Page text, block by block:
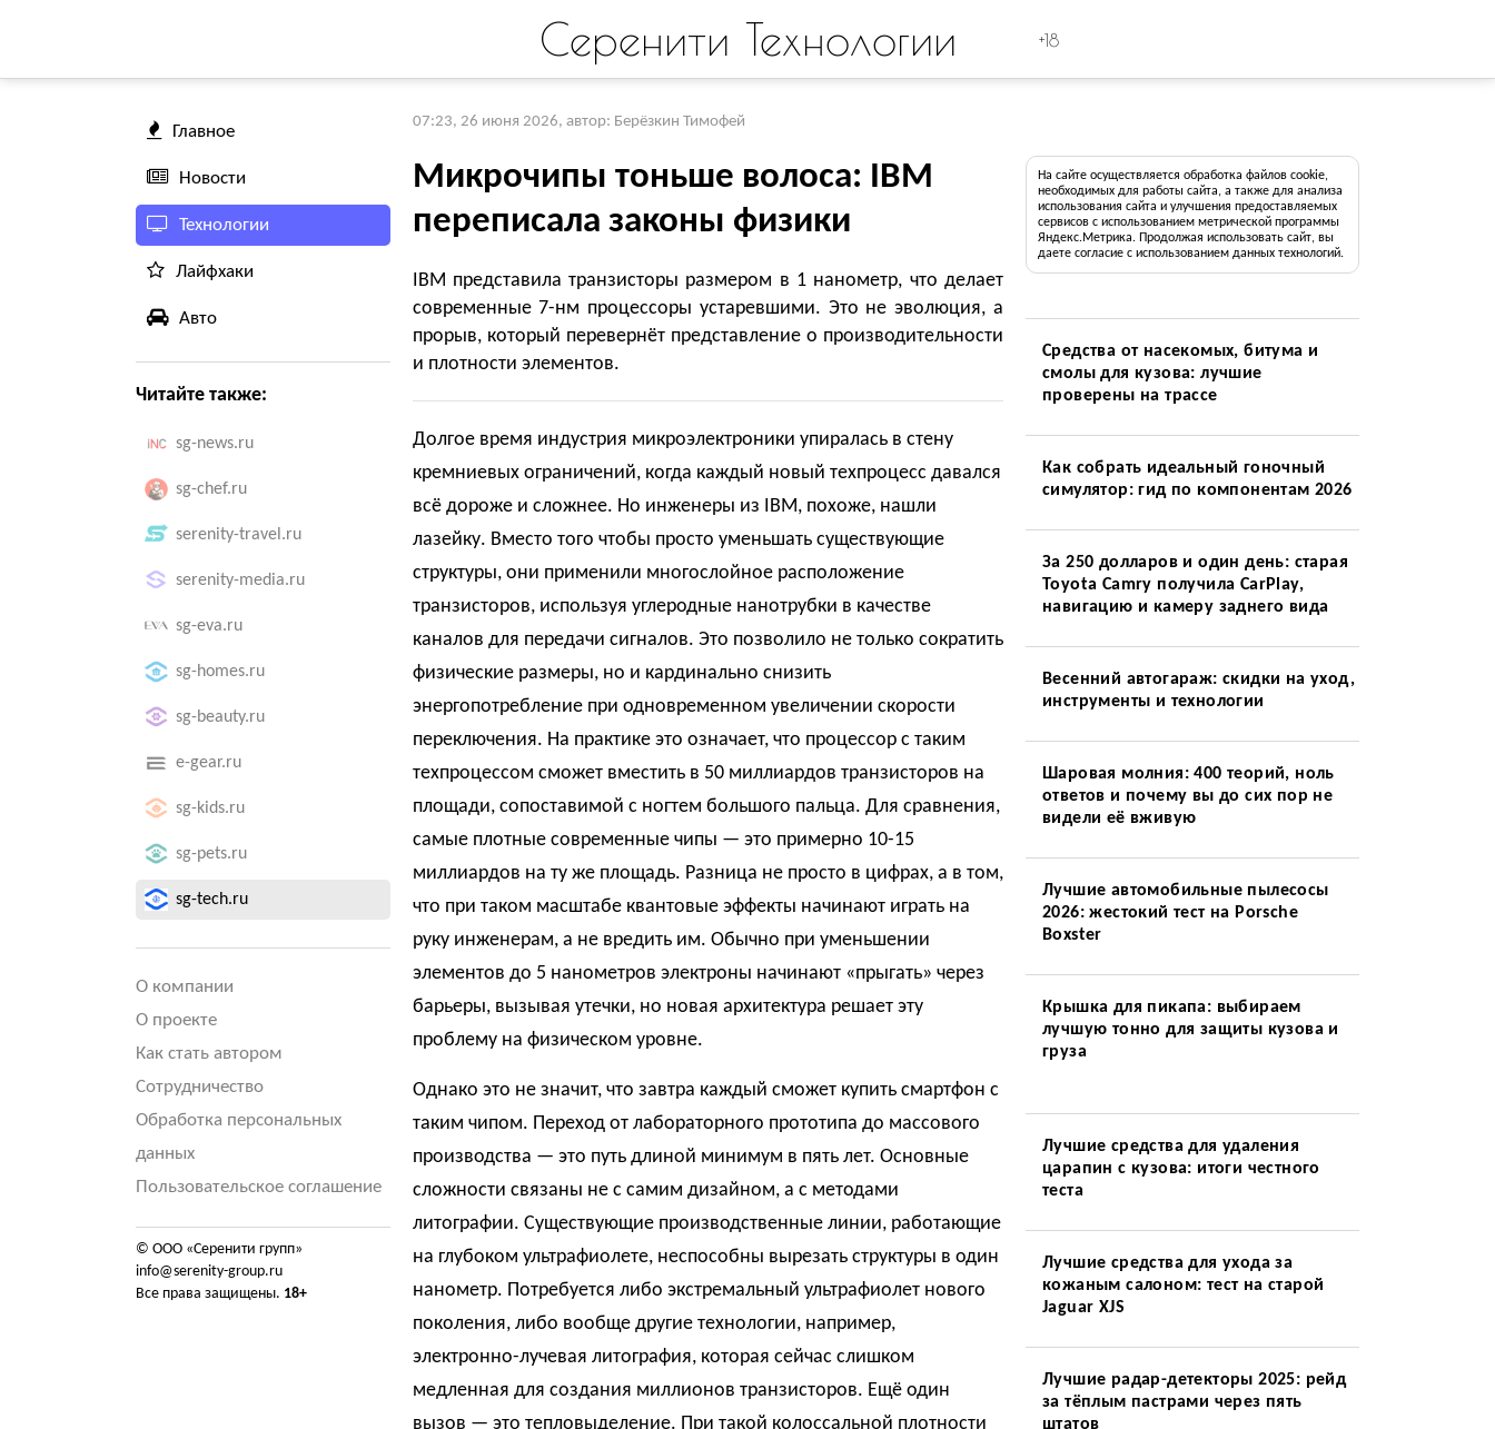
Серенити Технологии +18
Главное
Новости
Технологии
Лайфхаки
Авто
Читайте также:
sg-news.ru
sg-chef.ru
serenity-travel.ru
serenity-media.ru
sg-eva.ru
sg-homes.ru
sg-beauty.ru
e-gear.ru
sg-kids.ru
sg-pets.ru
sg-tech.ru
О компании
О проекте
Как стать автором
Сотрудничество
Обработка персональных
данных
Пользовательское соглашение
© ООО «Серенити групп»
info@serenity-group.ru
Все права защищены. 18+
07:23, 26 июня 2026, автор: Берёзкин Тимофей
Микрочипы тоньше волоса: IBM
переписала законы физики
IBM представила транзисторы размером в 1 нанометр, что делает
современные 7-нм процессоры устаревшими. Это не эволюция, а
прорыв, который перевернёт представление о производительности
и плотности элементов.
Долгое время индустрия микроэлектроники упиралась в стену
кремниевых ограничений, когда каждый новый техпроцесс давался
всё дороже и сложнее. Но инженеры из IBM, похоже, нашли
лазейку. Вместо того чтобы просто уменьшать существующие
структуры, они применили многослойное расположение
транзисторов, используя углеродные нанотрубки в качестве
каналов для передачи сигналов. Это позволило не только сократить
физические размеры, но и кардинально снизить
энергопотребление при одновременном увеличении скорости
переключения. На практике это означает, что процессор с таким
техпроцессом сможет вместить в 50 миллиардов транзисторов на
площади, сопоставимой с ногтем большого пальца. Для сравнения,
самые плотные современные чипы — это примерно 10-15
миллиардов на ту же площадь. Разница не просто в цифрах, а в том,
что при таком масштабе квантовые эффекты начинают играть на
руку инженерам, а не вредить им. Обычно при уменьшении
элементов до 5 нанометров электроны начинают «прыгать» через
барьеры, вызывая утечки, но новая архитектура решает эту
проблему на физическом уровне.
Однако это не значит, что завтра каждый сможет купить смартфон с
таким чипом. Переход от лабораторного прототипа до массового
производства — это путь длиной минимум в пять лет. Основные
сложности связаны не с самим дизайном, а с методами
литографии. Существующие производственные линии, работающие
на глубоком ультрафиолете, неспособны вырезать структуры в один
нанометр. Потребуется либо экстремальный ультрафиолет нового
поколения, либо вообще другие технологии, например,
электронно-лучевая литография, которая сейчас слишком
медленная для создания миллионов транзисторов. Ещё один
вызов — это тепловыделение. При такой колоссальной плотности
На сайте осуществляется обработка файлов cookie,
необходимых для работы сайта, а также для анализа
использования сайта и улучшения предоставляемых
сервисов с использованием метрической программы
Яндекс.Метрика. Продолжая использовать сайт, вы
даете согласие с использованием данных технологий.
Средства от насекомых, битума и
смолы для кузова: лучшие
проверены на трассе
Как собрать идеальный гоночный
симулятор: гид по компонентам 2026
За 250 долларов и один день: старая
Toyota Camry получила CarPlay,
навигацию и камеру заднего вида
Весенний автогараж: скидки на уход,
инструменты и технологии
Шаровая молния: 400 теорий, ноль
ответов и почему вы до сих пор не
видели её вживую
Лучшие автомобильные пылесосы
2026: жестокий тест на Porsche
Boxster
Крышка для пикапа: выбираем
лучшую тонно для защиты кузова и
груза
Лучшие средства для удаления
царапин с кузова: итоги честного
теста
Лучшие средства для ухода за
кожаным салоном: тест на старой
Jaguar XJS
Лучшие радар-детекторы 2025: рейд
за тёплым пастрами через пять
штатов